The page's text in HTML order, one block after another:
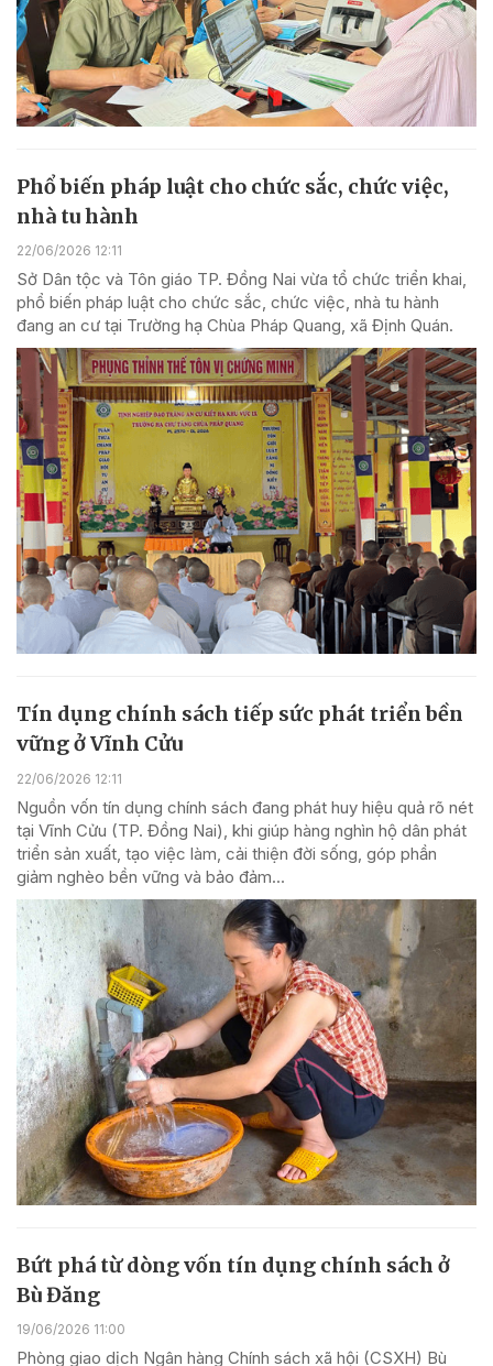
Phổ biến pháp luật cho chức sắc, chức việc,
nhà tu hành
22/06/2026 12:11
Sở Dân tộc và Tôn giáo TP. Đồng Nai vừa tổ chức triển khai,
phổ biến pháp luật cho chức sắc, chức việc, nhà tu hành
đang an cư tại Trường hạ Chùa Pháp Quang, xã Định Quán.
Tín dụng chính sách tiếp sức phát triển bền
vững ở Vĩnh Cửu
22/06/2026 12:11
Nguồn vốn tín dụng chính sách đang phát huy hiệu quả rõ nét
tại Vĩnh Cửu (TP. Đồng Nai), khi giúp hàng nghìn hộ dân phát
triển sản xuất, tạo việc làm, cải thiện đời sống, góp phần
giảm nghèo bền vững và bảo đảm...
Bứt phá từ dòng vốn tín dụng chính sách ở
Bù Đăng
19/06/2026 11:00
Phòng giao dịch Ngân hàng Chính sách xã hội (CSXH) Bù